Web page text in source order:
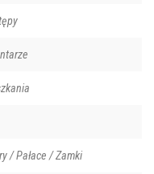
/ Pałace / Zamki